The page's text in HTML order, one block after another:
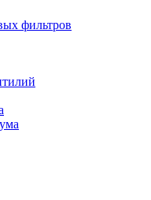
фильтров